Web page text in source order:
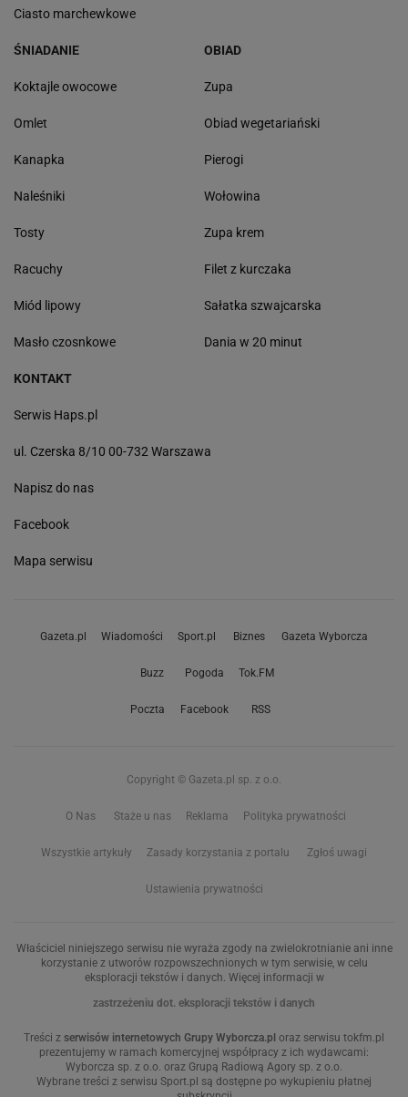
Ciasto marchewkowe
ŚNIADANIE
Koktajle owocowe
Omlet
Kanapka
Naleśniki
Tosty
Racuchy
Miód lipowy
Masło czosnkowe
OBIAD
Zupa
Obiad wegetariański
Pierogi
Wołowina
Zupa krem
Filet z kurczaka
Sałatka szwajcarska
Dania w 20 minut
KONTAKT
Serwis Haps.pl
ul. Czerska 8/10 00-732 Warszawa
Napisz do nas
Facebook
Mapa serwisu
Gazeta.pl Wiadomości Sport.pl Biznes Gazeta Wyborcza
Buzz Pogoda Tok.FM
Poczta Facebook RSS
Copyright © Gazeta.pl sp. z o.o.
O Nas Staże u nas Reklama Polityka prywatności
Wszystkie artykuły Zasady korzystania z portalu Zgłoś uwagi
Ustawienia prywatności
Właściciel niniejszego serwisu nie wyraża zgody na zwielokrotnianie ani inne
korzystanie z utworów rozpowszechnionych w tym serwisie, w celu
eksploracji tekstów i danych. Więcej informacji w
zastrzeżeniu dot. eksploracji tekstów i danych
Treści z serwisów internetowych Grupy Wyborcza.pl oraz serwisu tokfm.pl
prezentujemy w ramach komercyjnej współpracy z ich wydawcami:
Wyborcza sp. z o.o. oraz Grupą Radiową Agory sp. z o.o.
Wybrane treści z serwisu Sport.pl są dostępne po wykupieniu płatnej